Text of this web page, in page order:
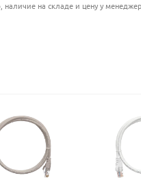
на складе и цену у